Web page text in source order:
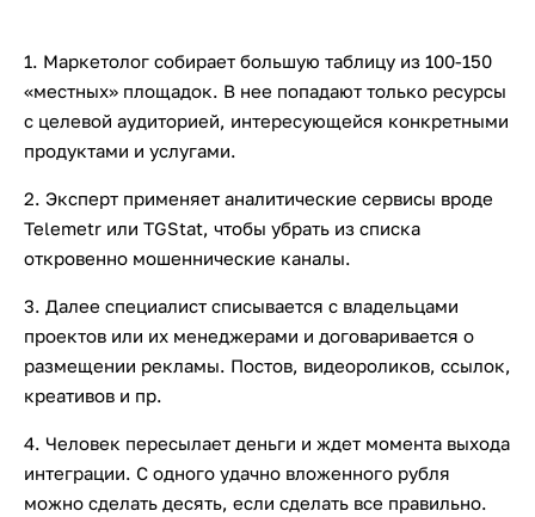
1. Маркетолог собирает большую таблицу из 100-150
«местных» площадок. В нее попадают только ресурсы
с целевой аудиторией, интересующейся конкретными
продуктами и услугами.
2. Эксперт применяет аналитические сервисы вроде
Telemetr или TGStat, чтобы убрать из списка
откровенно мошеннические каналы.
3. Далее специалист списывается с владельцами
проектов или их менеджерами и договаривается о
размещении рекламы. Постов, видеороликов, ссылок,
креативов и пр.
4. Человек пересылает деньги и ждет момента выхода
интеграции. С одного удачно вложенного рубля
можно сделать десять, если сделать все правильно.